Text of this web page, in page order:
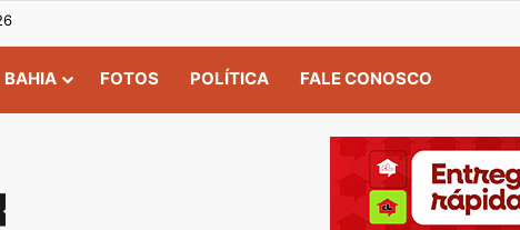
BAHIA FOTOS POLÍTICA FALE CONOSCO